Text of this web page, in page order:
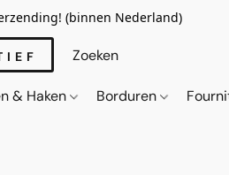
(binnen Nederland)
& Haken Borduren